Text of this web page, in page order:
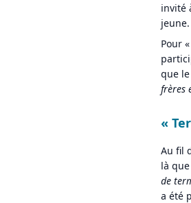
invité
Pour
que
frères
«
Au fil
là
de
a été